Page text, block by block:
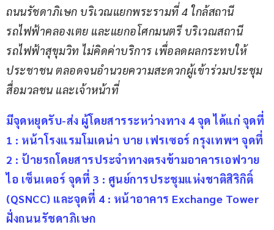
ถนนรัชดาภิเษก บริเวณแยกพระรามที่ 4 ใกล้สถานี
รถไฟฟ้าคลองเตย และแยกอโศกมนตรี บริเวณสถานี
รถไฟฟ้าสุขุมวิท ไม่คิดค่าบริการ เพื่อลดผลกระทบให้
ประชาชน ตลอดจนอำนวยความสะดวกผู้เข้าร่วมประชุม
สื่อมวลชน และเจ้าหน้าที่
มีจุดหยุดรับ-ส่ง ผู้โดยสารระหว่างทาง 4 จุด ได้แก่ จุดที่
1 : หน้าโรงแรมโมเดน่า บาย เฟรเซอร์ กรุงเทพฯ จุดที่
2 : ป้ายรถโดยสารประจำทางตรงข้ามอาคารเอฟวาย
ไอ เซ็นเตอร์ จุดที่ 3 : ศูนย์การประชุมแห่งชาติสิริกิติ์
(QSNCC) และจุดที่ 4 : หน้าอาคาร Exchange Tower
ฝั่งถนนรัชดาภิเษก